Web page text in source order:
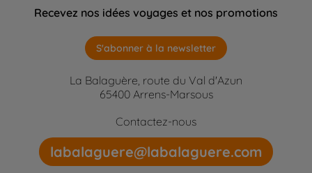
Recevez nos idées voyages et nos promotions
S'abonner à la newsletter
La Balaguère, route du Val d'Azun
65400 Arrens-Marsous
Contactez-nous
labalaguere@labalaguere.com